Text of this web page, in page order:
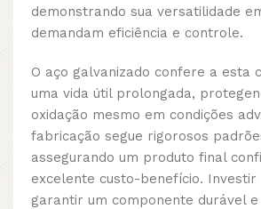
demonstrando sua versatilidade
demandam eficiência e controle.
O aço galvanizado confere a esta
uma vida útil prolongada,
oxidação mesmo em condições
fabricação segue rigorosos
assegurando um produto final
excelente custo-benefício. Investir
garantir um componente durável